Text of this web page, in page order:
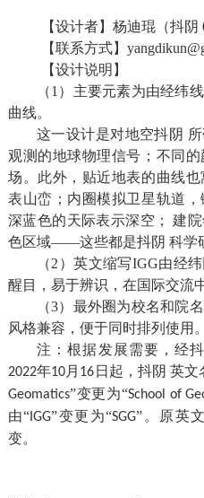
【设计者】杨迪琨（抖阴
【联系方式】
【设计说明】
（1）主要元素为由经纬
曲线。
这一设计是对地空抖阴
观测的地球物理信号；不同
场。此外，贴近地表的曲线
表山峦；内圈模拟卫星轨道
深蓝色的天际表示深空； 建
色区域——这些都是抖阴 科学
（2）英文缩写IGG由经
醒目，易于辨识，在国际交流
（3）最外圈为校名和院
风格兼容，便于同时排列使用。
注：根据发展需要，经
2022年10月 16 日 起，抖阴 英文
Geomatics”变更为“School of
由“IGG”变更为“SGG”。原英
变。